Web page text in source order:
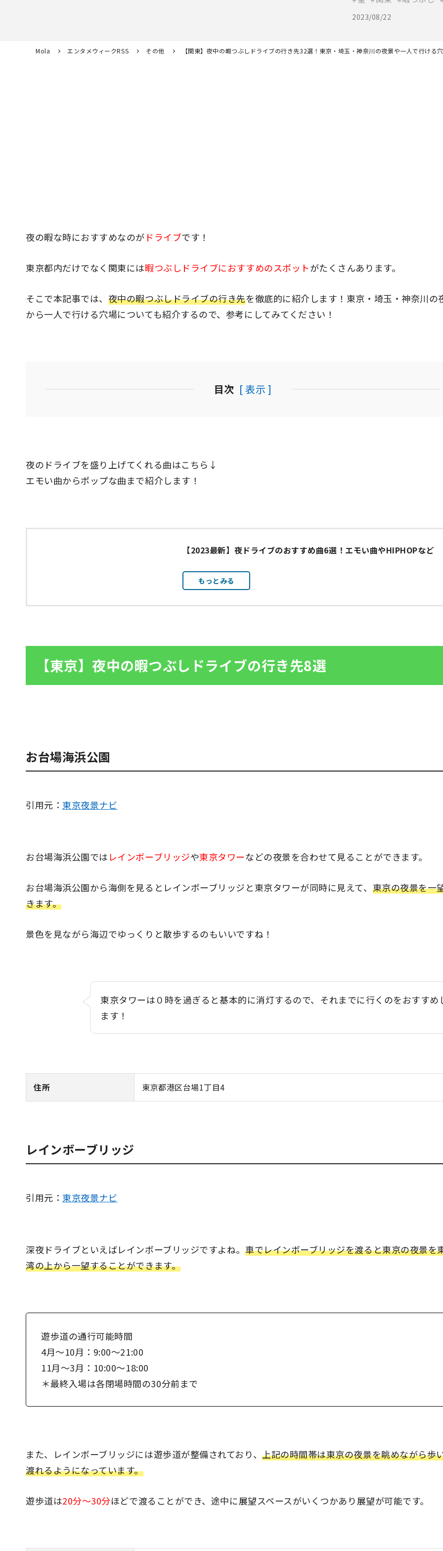
2023/08/22
Mola エンタメウィークRSS その他 【関東】夜中の暇つぶしドライブの行き先32選！東京・埼玉・神奈川の夜景や一人で行ける
夜の暇な時におすすめなのが ドライブです！
東京都内だけでなく関東には暇つぶしドライブにおすすめのスポットがたくさんあります。
そこで本記事では、 夜中の暇つぶしドライブの行き先を徹底的に紹介します！東京・埼玉・神奈川の
から一人で行ける穴場についても紹介するので、参考にしてみてください！
目次 [ 表示 ]
夜のドライブを盛り上げてくれる曲はこちら↓
エモい曲からポップな曲まで紹介します！
【2023最新】夜ドライブのおすすめ曲6選！エモい曲やHIPHOPなど
もっとみる
【東京】夜中の暇つぶしドライブの行き先8選
お台場海浜公園
引用元： 東京夜景ナビ
お台場海浜公園では レインボーブリッジや東京タワーなどの夜景を合わせて見ることができます。
お台場海浜公園から海側を見るとレインボーブリッジと東京タワーが同時に見えて、 東京の夜景を一
きます。
景色を見ながら海辺でゆっくりと散歩するのもいいですね！
東京タワーは０時を過ぎると基本的に消灯するので、それまでに行くのをおすすめ
ます！
住所 東京都港区台場1丁目4
レインボーブリッジ
引用元： 東京夜景ナビ
深夜ドライブといえばレインボーブリッジですよね。 車でレインボーブリッジを渡ると東京の夜景を
湾の上から一望することができます。
遊歩道の通行可能時間
4月～10月：9:00～21:00
11月～3月：10:00～18:00
＊最終入場は各閉場時間の30分前まで
また、レインボーブリッジには遊歩道が整備されており、上記の時間帯は東京の夜景を眺めながら歩
渡れるようになっています。
遊歩道は20分〜30分ほどで渡ることができ、途中に展望スペースがいくつかあり展望が可能です。